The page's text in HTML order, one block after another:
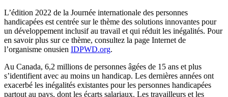
L’édition 2022 de la Journée internationale des personnes
handicapées est centrée sur le thème des solutions innovantes pour
un développement inclusif au travail et qui réduit les inégalités. Pour
en savoir plus sur ce thème, consultez la page Internet de
l’organisme onusien IDPWD.org.
Au Canada, 6,2 millions de personnes âgées de 15 ans et plus
s’identifient avec au moins un handicap. Les dernières années ont
exacerbé les inégalités existantes pour les personnes handicapées
partout au pays, dont les écarts salariaux. Les travailleurs et les